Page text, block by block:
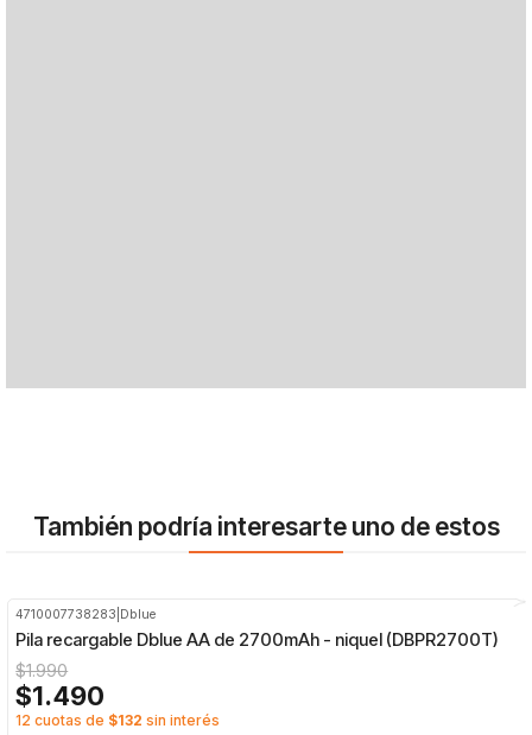
También podría interesarte uno de estos
4710007738283 Dblue
Pila recargable Dblue AA de 2700mAh - niquel (DBPR2700T)
$1.990
$1.490
12 cuotas de $132 sin interés